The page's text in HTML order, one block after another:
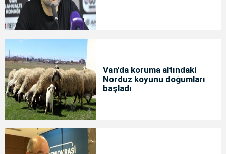
Van'da koruma altındaki
Norduz koyunu doğumları
başladı